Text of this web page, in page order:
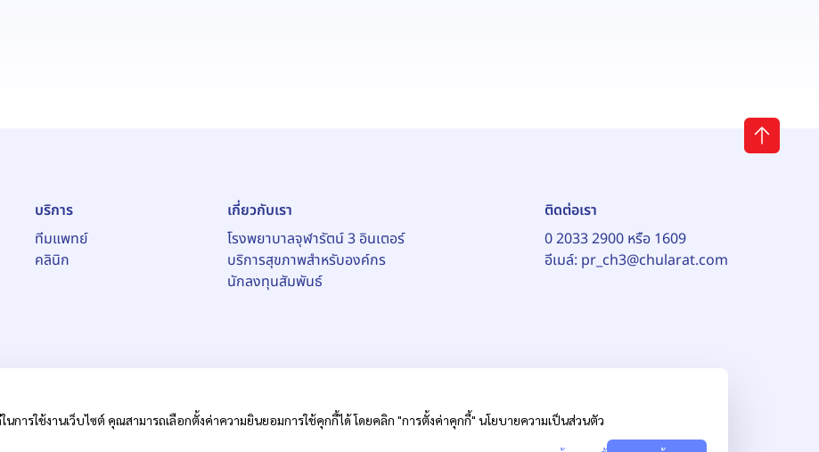
บริการ
ทีมแพทย์
คลินิก
เกี่ยวกับเรา
โรงพยาบาลจุฬารัตน์ 3 อินเตอร์
บริการสุขภาพสำหรับองค์กร
นักลงทุนสัมพันธ์
ติดต่อเรา
0 2033 2900 หรือ 1609
อีเมล์: pr_ch3@chularat.com
ารใช้งานเว็บไซต์ คุณสามารถเลือกตั้งค่าความยินยอมการใช้คุกกี้ได้ โดยคลิก "การตั้งค่าคุกกี้" นโยบายความเป็นส่วนตัว